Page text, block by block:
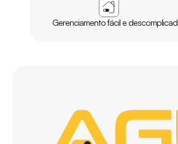
Gerenciamento fácil e